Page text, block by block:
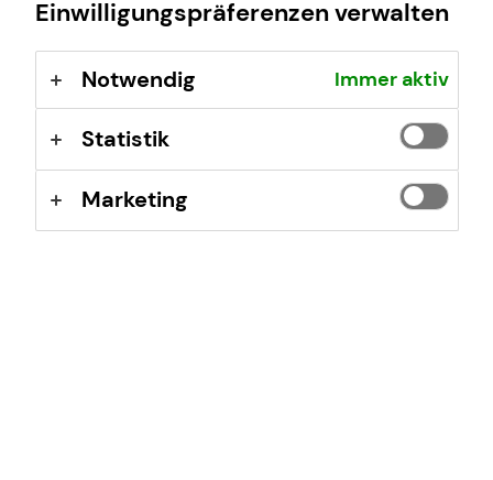
Mehr erfahren
Einwilligungspräferenzen verwalten
Notwendig Immer aktiv
Statistik
Marketing